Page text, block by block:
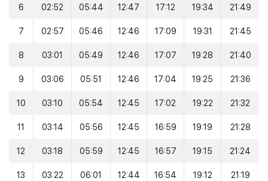
6 02:52 05:44 12:47 17:12 19:34 21:49
7 02:57 05:46 12:46 17:09 19:31 21:45
8 03:01 05:49 12:46 17:07 19:28 21:40
9 03:06 05:51 12:46 17:04 19:25 21:36
10 03:10 05:54 12:45 17:02 19:22 21:32
11 03:14 05:56 12:45 16:59 19:19 21:28
12 03:18 05:59 12:45 16:57 19:15 21:24
13 03:22 06:01 12:44 16:54 19:12 21:19